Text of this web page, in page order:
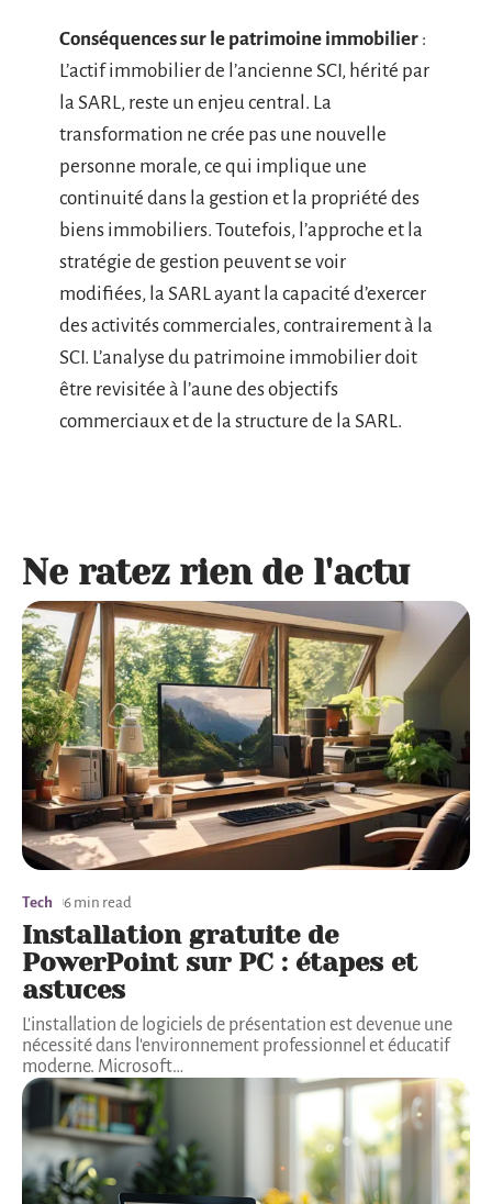
Conséquences sur le patrimoine immobilier :
L’actif immobilier de l’ancienne SCI, hérité par
la SARL, reste un enjeu central. La
transformation ne crée pas une nouvelle
personne morale, ce qui implique une
continuité dans la gestion et la propriété des
biens immobiliers. Toutefois, l’approche et la
stratégie de gestion peuvent se voir
modifiées, la SARL ayant la capacité d’exercer
des activités commerciales, contrairement à la
SCI. L’analyse du patrimoine immobilier doit
être revisitée à l’aune des objectifs
commerciaux et de la structure de la SARL.
Ne ratez rien de l'actu
Tech 6 min read
Installation gratuite de
PowerPoint sur PC : étapes et
astuces
L'installation de logiciels de présentation est devenue une
nécessité dans l'environnement professionnel et éducatif
moderne. Microsoft…